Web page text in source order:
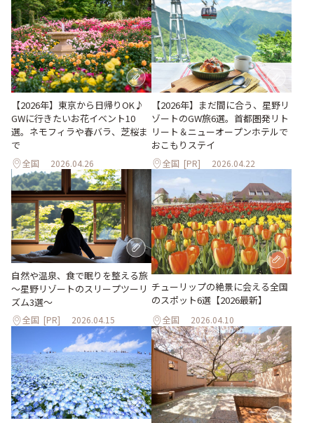
【2026年】東京から日帰りOK♪
GWに行きたいお花イベント10
選。ネモフィラや春バラ、芝桜ま
で
全国 2026.04.26
【2026年】まだ間に合う、星野リ
ゾートのGW旅6選。首都圏発リト
リート＆ニューオープンホテルで
おこもりステイ
全国 [PR] 2026.04.22
自然や温泉、食で眠りを整える旅
～星野リゾートのスリープツーリ
ズム3選～
全国 [PR] 2026.04.15
チューリップの絶景に会える全国
のスポット6選【2026最新】
全国 2026.04.10